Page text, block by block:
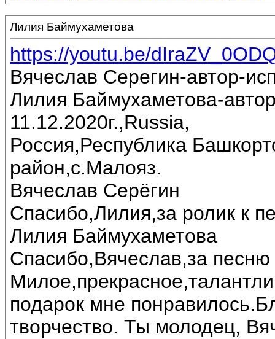
Лилия Баймухаметова
https://youtu.be/
Вячеслав Серегин-автор-
Лилия Баймухаметова-
11.12.2020г.,Russia,
Россия,Республика
район,с.Малояз.
Вячеслав Серёгин
Спасибо,Лилия,за ролик к
Лилия Баймухаметова
Спасибо,Вячеслав,за песню
подарок мне
творчество. Ты молодец,